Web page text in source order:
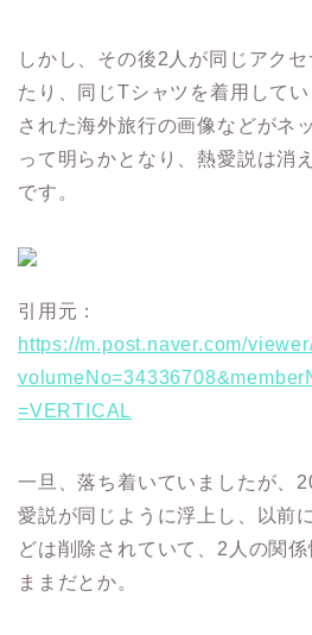
しかし、その後2人が同じアク
たり、同じTシャツを着用して
された海外旅行の画像などがネ
って明らかとなり、熱愛説は消
です。
引用元：
https://m.post.naver.com/
=VERTICAL
一旦、落ち着いていましたが、
愛説が同じように浮上し、以前
どは削除されていて、2人の関
ままだとか。